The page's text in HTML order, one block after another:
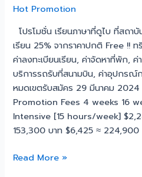
Hot Promotion
โปรโมชั่น เรียนภาษาที่ดูไบ ที่สถ
เรียน 25% จากราคาปกติ Free !! ท
ค่าลงทะเบียนเรียน, ค่าจัดหาที่พัก,
บริการรถรับที่สนามบิน, ค่าอุปกรณ์ก
หมดเขตรับสมัคร 29 มีนาคม 2024
Promotion Fees 4 weeks 16
Intensive [15 hours/week]
153,300 บาท $6,425 ≈
Read More »